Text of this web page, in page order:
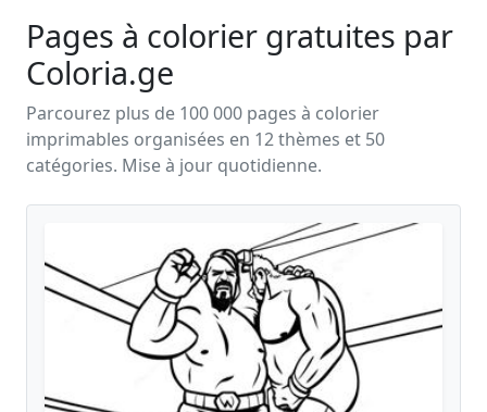
Pages à colorier gratuites par
Coloria.ge
Parcourez plus de 100 000 pages à colorier
imprimables organisées en 12 thèmes et 50
catégories. Mise à jour quotidienne.